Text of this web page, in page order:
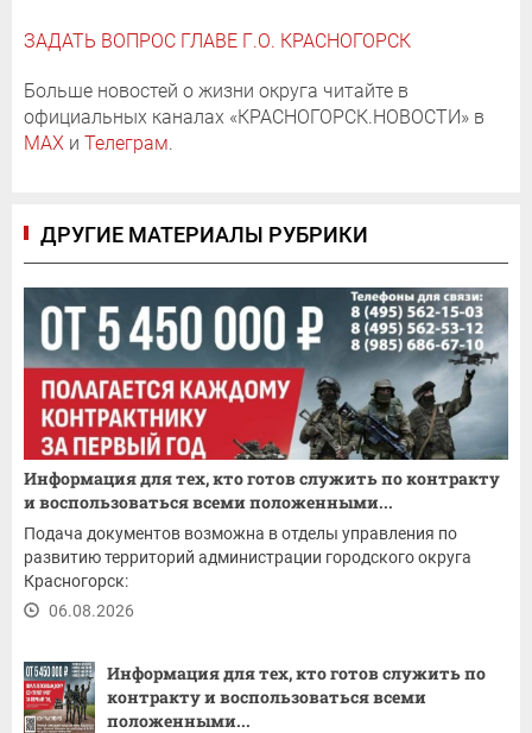
ЗАДАТЬ ВОПРОС ГЛАВЕ Г.О. КРАСНОГОРСК
Больше новостей о жизни округа читайте в
официальных каналах «КРАСНОГОРСК.НОВОСТИ» в
MAX и Телеграм.
ДРУГИЕ МАТЕРИАЛЫ РУБРИКИ
Информация для тех, кто готов служить по контракту
и воспользоваться всеми положенными...
Подача документов возможна в отделы управления по
развитию территорий администрации городского округа
Красногорск:
06.08.2026
Информация для тех, кто готов служить по
контракту и воспользоваться всеми
положенными...